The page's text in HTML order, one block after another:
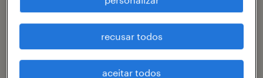
código da vaga
eTalent_JP-177559recusar todos
aceitar todos